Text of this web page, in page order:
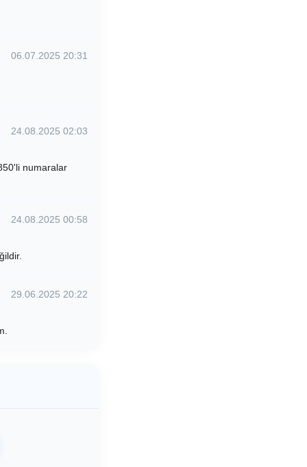
06.07.2025 20:31
24.08.2025 02:03
numaralar
24.08.2025 00:58
29.06.2025 20:22